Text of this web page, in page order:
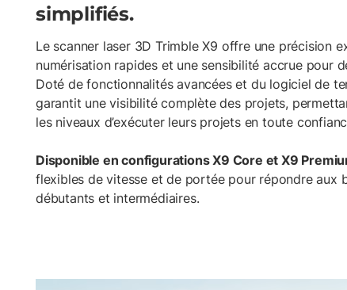
simplifiés.
Le scanner laser 3D Trimble X9 offre une précision
numérisation rapides et une sensibilité accrue pour
Doté de fonctionnalités avancées et du logiciel de
garantit une visibilité complète des projets,
les niveaux d’exécuter leurs projets en toute
Disponible en configurations X9 Core et X9
flexibles de vitesse et de portée pour répondre aux
débutants et intermédiaires.